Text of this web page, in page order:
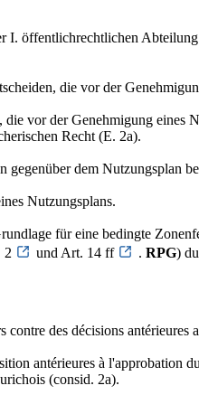
I. öffentlichrechtlichen
die vor der
die vor der Genehmigung eines
Recht (E. 2a).
gegenüber dem Nutzungsplan
Nutzungsplans.
für eine bedingte
2
und Art. 14 ff . RPG)
contre des décisions antérieures
antérieures à l'approbation
(consid. 2a).